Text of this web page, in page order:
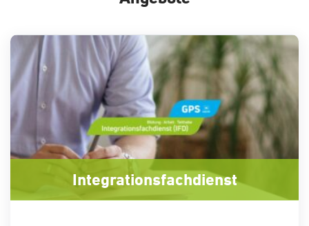
Integrationsfachdienst